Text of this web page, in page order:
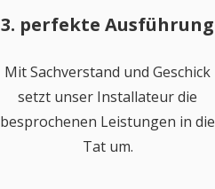
3. perfekte Ausführung
Mit Sachverstand und Geschick
setzt unser Installateur die
besprochenen Leistungen in die
Tat um.